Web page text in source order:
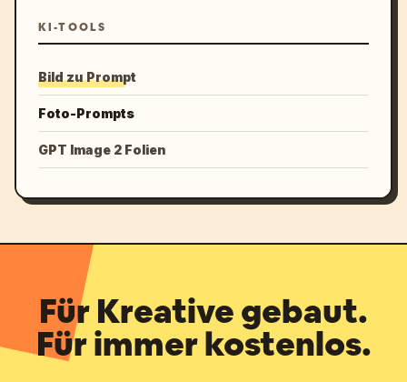
KI-TOOLS
Bild zu Prompt
Foto-Prompts
GPT Image 2 Folien
Für Kreative gebaut.
Für immer kostenlos.